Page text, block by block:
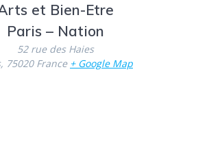
et Bien-Etre
Paris – Nation
52 rue des Haies
, 75020 France + Google Map